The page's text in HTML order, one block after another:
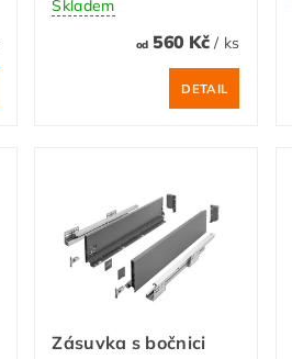
Skladem
od560 Kč / ks
DETAIL
Zásuvka s bočnici